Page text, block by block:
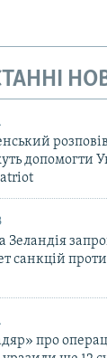
допомогти
Зеландія
санкцій проти
про